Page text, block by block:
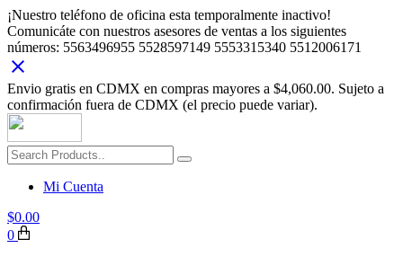
¡Nuestro teléfono de oficina esta temporalmente inactivo!
Comunicáte con nuestros asesores de ventas a los siguientes
números: 5563496955 5528597149 5553315340 5512006171
Envio gratis en CDMX en compras mayores a $4,060.00. Sujeto a
confirmación fuera de CDMX (el precio puede variar).
Mi Cuenta
$0.00
0